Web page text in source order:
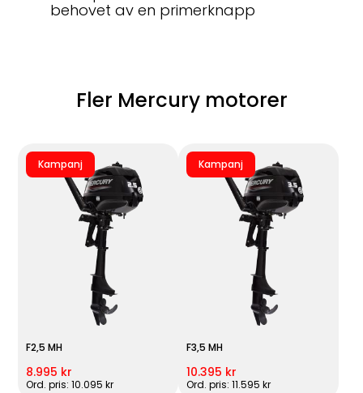
behovet av en primerknapp
Fler Mercury motorer
Kampanj
F2,5 MH
8.995 kr
Ord. pris: 10.095 kr
Kampanj
F3,5 MH
10.395 kr
Ord. pris: 11.595 kr